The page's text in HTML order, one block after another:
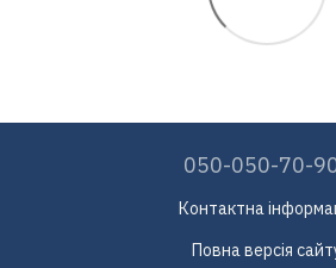
050-050-70-
Контактна
Повна версія